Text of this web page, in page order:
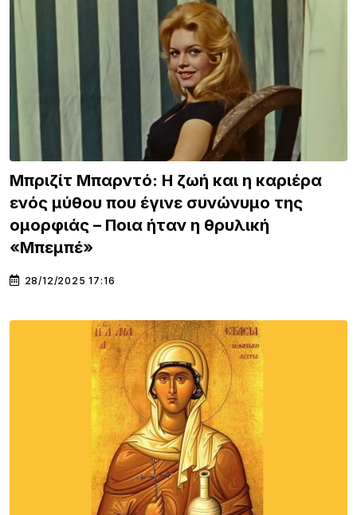
Μπριζίτ Μπαρντό: Η ζωή και η καριέρα
ενός μύθου που έγινε συνώνυμο της
ομορφιάς – Ποια ήταν η θρυλική
«Μπεμπέ»
28/12/2025 17:16